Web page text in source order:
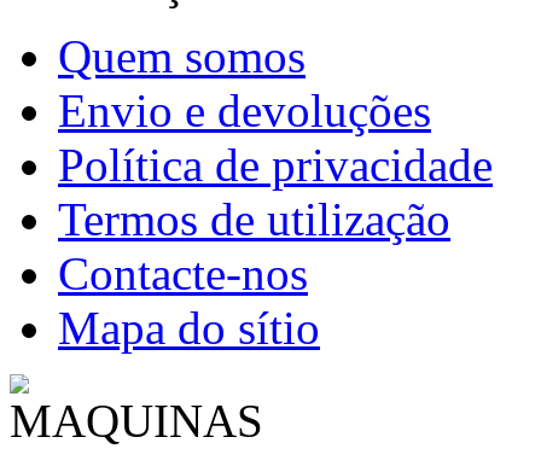
Quem somos
Envio e devoluções
Política de privacidade
Termos de utilização
Contacte-nos
Mapa do sítio